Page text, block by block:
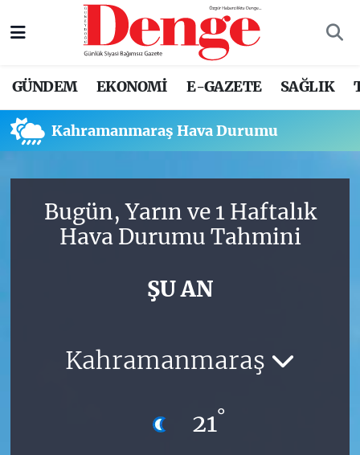
GÜNDEM EKONOMİ E-GAZETE SAĞLIK
Kahramanmaraş Hava Durumu
Bugün, Yarın ve 1 Haftalık
Hava Durumu Tahmini
ŞU AN
Kahramanmaraş
21°
Nöbetçi Eczaneler
Trafik Durumu
Süper Lig Puan Durumu ve Fikstür
Tüm Manşetler